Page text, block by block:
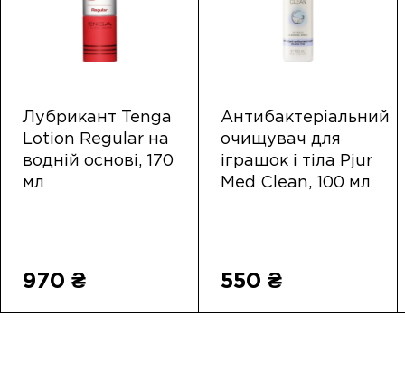
Лубрикант Tenga
Lotion Regular на
водній основі, 170
мл
970 ₴
Антибактеріальний
очищувач для
іграшок і тіла Pjur
Med Clean, 100 мл
550 ₴